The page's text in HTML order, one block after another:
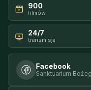
900
filmów
24/7
transmisja
Facebook
Sanktuarium